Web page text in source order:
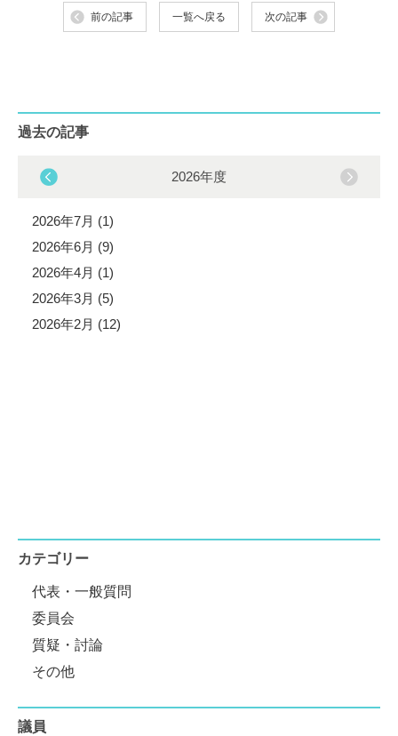
前の記事 一覧へ戻る 次の記事
過去の記事
2026年度
2026年7月 (1)
2026年6月 (9)
2026年4月 (1)
2026年3月 (5)
2026年2月 (12)
カテゴリー
代表・一般質問
委員会
質疑・討論
その他
議員